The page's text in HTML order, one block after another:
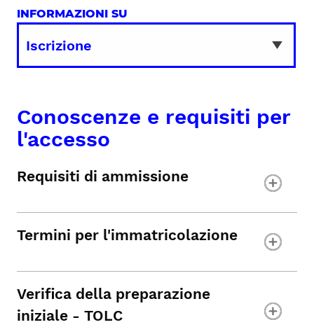
INFORMAZIONI SU
Conoscenze e requisiti per
l'accesso
Requisiti di ammissione
Termini per l'immatricolazione
Verifica della preparazione
iniziale - TOLC